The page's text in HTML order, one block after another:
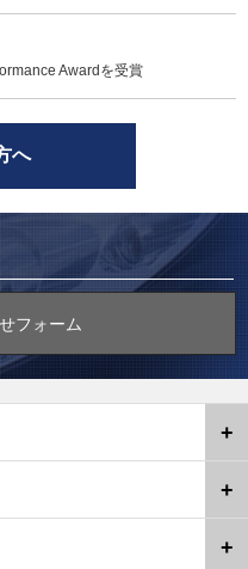
Awardを受賞
へ
フォーム